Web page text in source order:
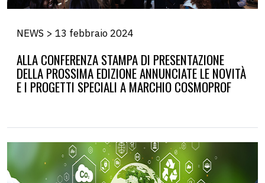
NEWS > 13 febbraio 2024
ALLA CONFERENZA STAMPA DI PRESENTAZIONE
DELLA PROSSIMA EDIZIONE ANNUNCIATE LE NOVITÀ
E I PROGETTI SPECIALI A MARCHIO COSMOPROF